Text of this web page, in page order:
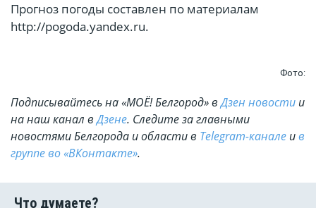
Прогноз погоды составлен по материалам
http://pogoda.yandex.ru.
Фото:
Подписывайтесь на «МОЁ! Белгород» вДзен новости и
на наш канал вДзене. Cледите за главными
новостями Белгорода и области в Telegram-канале ив
группе во «ВКонтакте».